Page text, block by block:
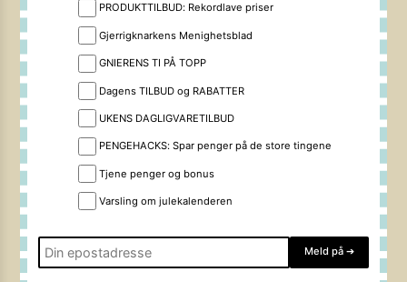
PRODUKTTILBUD: Rekordlave priser
Gjerrigknarkens Menighetsblad
GNIERENS TI PÅ TOPP
Dagens TILBUD og RABATTER
UKENS DAGLIGVARETILBUD
PENGEHACKS: Spar penger på de store tingene
Tjene penger og bonus
Varsling om julekalenderen
Meld på ➔